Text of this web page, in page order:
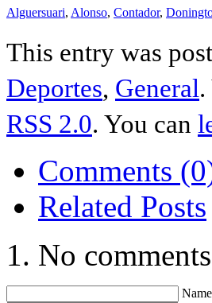
Alguersuari, Alonso, Contador,
This entry was
Deportes, General
RSS 2.0. You can
Comments
Related Posts
No